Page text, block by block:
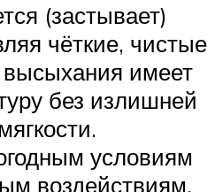
(застывает)
чёткие, чистые
имеет
без излишней
условиям
воздействиям,